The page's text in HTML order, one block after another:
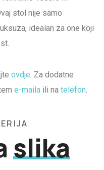
stol nije samo
idealan za one koji
ovdje. Za dodatne
e-maila ili na telefon.
slika